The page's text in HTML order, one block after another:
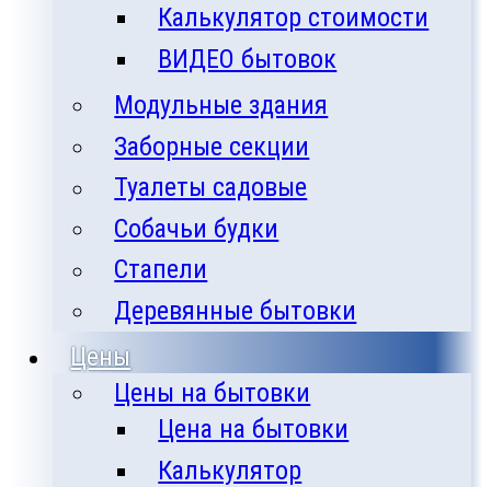
Калькулятор стоимости
ВИДЕО бытовок
Модульные здания
Заборные секции
Туалеты садовые
Собачьи будки
Стапели
Деревянные бытовки
Цены
Цены на бытовки
Цена на бытовки
Калькулятор